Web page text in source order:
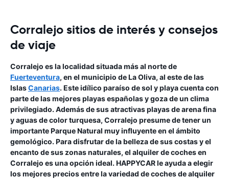
Corralejo sitios de interés y consejos
de viaje
Corralejo es la localidad situada más al norte de
Fuerteventura, en el municipio de La Oliva, al este de las
IslasCanarias. Este idílico paraíso de sol y playa cuenta con
parte de las mejores playas españolas y goza de un clima
privilegiado. Además de sus atractivas playas de arena fina
y aguas de color turquesa, Corralejo presume de tener un
importante Parque Natural muy influyente en el ámbito
gemológico. Para disfrutar de la belleza de sus costas y el
encanto de sus zonas naturales, el alquiler de coches en
Corralejo es una opción ideal. HAPPYCAR le ayuda a elegir
los mejores precios entre la variedad de coches de alquiler